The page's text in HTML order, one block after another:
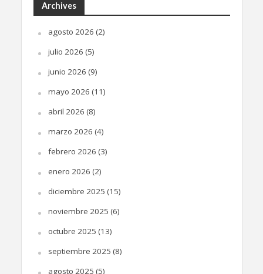
Archives
agosto 2026 (2)
julio 2026 (5)
junio 2026 (9)
mayo 2026 (11)
abril 2026 (8)
marzo 2026 (4)
febrero 2026 (3)
enero 2026 (2)
diciembre 2025 (15)
noviembre 2025 (6)
octubre 2025 (13)
septiembre 2025 (8)
agosto 2025 (5)